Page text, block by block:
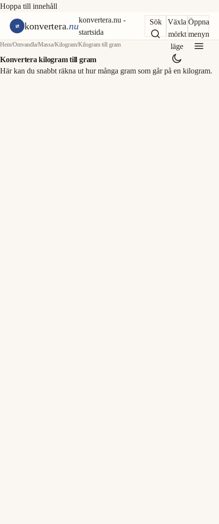
Hoppa till innehåll
konvertera.nu
konvertera.nu -
startsida
Sök
Växla
mörkt
läge
Öppna
menyn
Hem/Omvandla/Massa/Kilogram/Kilogram till gram
Konvertera kilogram till gram
Här kan du snabbt räkna ut hur många gram som går på en kilogram.